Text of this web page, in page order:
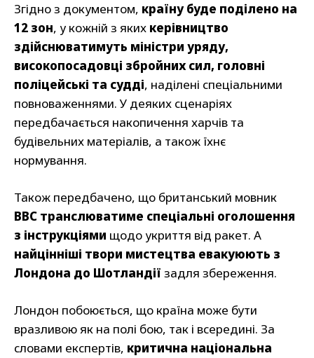
Згідно з документом, країну буде поділено на
12 зон, у кожній з яких керівництво
здійснюватимуть міністри уряду,
високопосадовці збройних сил, головні
поліцейські та судді, наділені спеціальними
повноваженнями. У деяких сценаріях
передбачається накопичення харчів та
будівельних матеріалів, а також їхнє
нормування.
Також передбачено, що британський мовник
BBC транслюватиме спеціальні оголошення
з інструкціями щодо укриття від ракет. А
найцінніші твори мистецтва евакуюють з
Лондона до Шотландії задля збереження.
Лондон побоюється, що країна може бути
вразливою як на полі бою, так і всередині. За
словами експертів, критична національна